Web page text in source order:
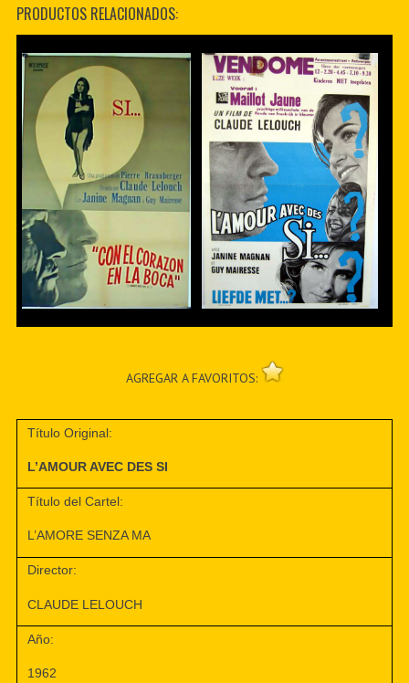
PRODUCTOS RELACIONADOS:
AGREGAR A FAVORITOS:
Título Original:
L’AMOUR AVEC DES SI
Título del Cartel:
L’AMORE SENZA MA
Director:
CLAUDE LELOUCH
Año:
1962